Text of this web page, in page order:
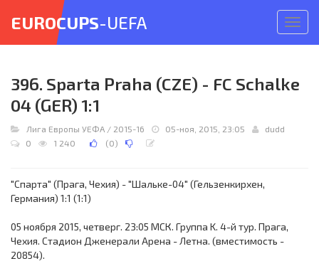
меню
EUROCUPS-UEFA
396. Sparta Praha (CZE) - FC Schalke
04 (GER) 1:1
Лига Европы УЕФА / 2015-16 05-ноя, 2015, 23:05
dudd
0
1 240 (0)
"Спарта" (Прага, Чехия) - "Шальке-04" (Гельзенкирхен,
Германия) 1:1 (1:1)
05 ноября 2015, четверг. 23:05 МСК. Группа K. 4-й тур. Прага,
Чехия. Стадион Дженерали Арена - Летна. (вместимость -
20854).